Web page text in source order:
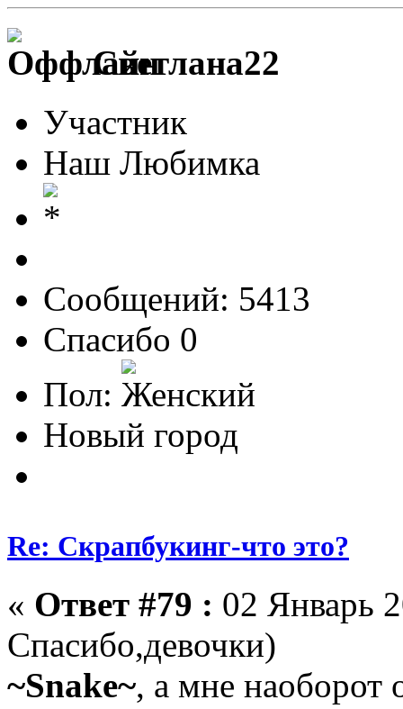
Светлана22
Участник
Наш Любимка
Сообщений: 5413
Спасибо 0
Пол:
Новый город
Re: Скрапбукинг-что это?
« Ответ #79 : 02 Январь
Спасибо,девочки)
~Snake~, а мне наоборот